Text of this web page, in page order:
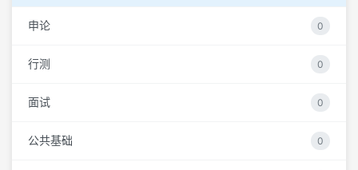
申论 0
行测 0
面试 0
公共基础 0